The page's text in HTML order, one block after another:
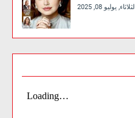
الثلاثاء, يوليو 08, 2025